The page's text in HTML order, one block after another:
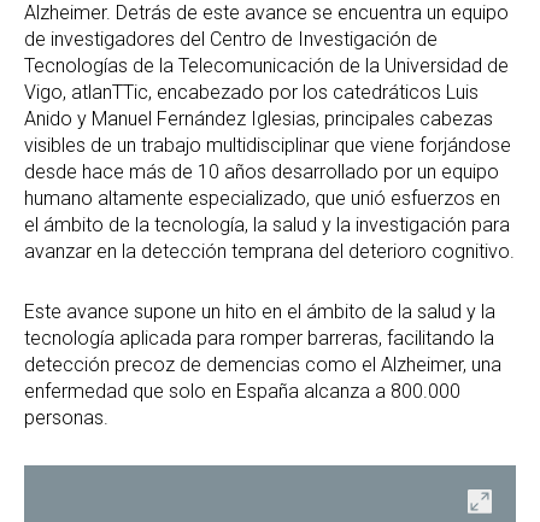
Alzheimer. Detrás de este avance se encuentra un equipo
de investigadores del Centro de Investigación de
Tecnologías de la Telecomunicación de la Universidad de
Vigo, atlanTTic, encabezado por los catedráticos Luis
Anido y Manuel Fernández Iglesias, principales cabezas
visibles de un trabajo multidisciplinar que viene forjándose
desde hace más de 10 años desarrollado por un equipo
humano altamente especializado, que unió esfuerzos en
el ámbito de la tecnología, la salud y la investigación para
avanzar en la detección temprana del deterioro cognitivo.
Este avance supone un hito en el ámbito de la salud y la
tecnología aplicada para romper barreras, facilitando la
detección precoz de demencias como el Alzheimer, una
enfermedad que solo en España alcanza a 800.000
personas.
Abrir